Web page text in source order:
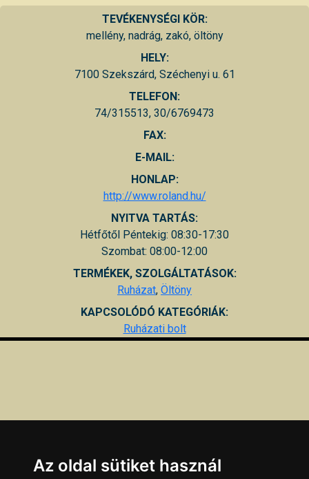
TEVÉKENYSÉGI KÖR:
mellény, nadrág, zakó, öltöny
HELY:
7100 Szekszárd, Széchenyi u. 61
TELEFON:
74/315513, 30/6769473
FAX:
E-MAIL:
HONLAP:
http://www.roland.hu/
NYITVA TARTÁS:
Hétfőtől Péntekig: 08:30-17:30
Szombat: 08:00-12:00
TERMÉKEK, SZOLGÁLTATÁSOK:
Ruházat, Öltöny
KAPCSOLÓDÓ KATEGÓRIÁK:
Ruházati bolt
Az oldal sütiket használ